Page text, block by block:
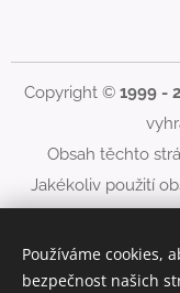
Copyright © 1999 -
Obsah těchto
Jakékoliv použití
Používáme cookies,
bezpečnost našich